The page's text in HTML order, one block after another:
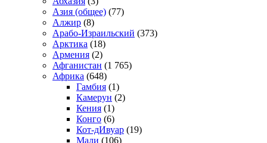
Азия (общее) (77)
Алжир (8)
Арабо-Израильский (373)
Арктика (18)
Армения (2)
Афганистан (1 765)
Африка (648)
Гамбия (1)
Камерун (2)
Кения (1)
Конго (6)
Кот-дИвуар (19)
Мали (106)